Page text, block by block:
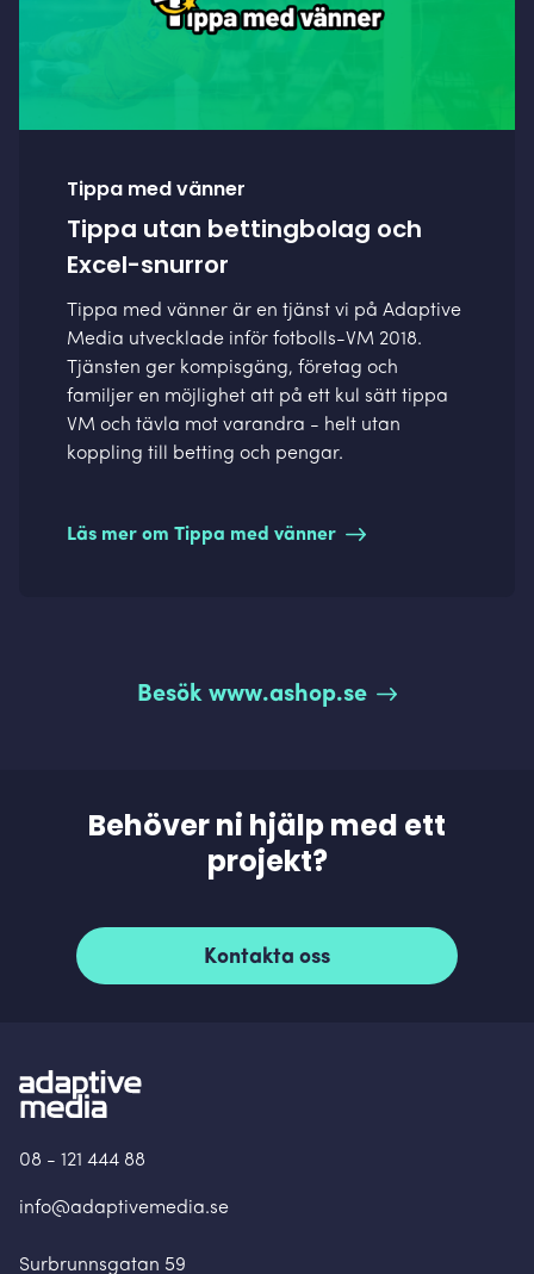
Tippa med vänner
Tippa utan bettingbolag och
Excel-snurror
Tippa med vänner är en tjänst vi på Adaptive
Media utvecklade inför fotbolls-VM 2018.
Tjänsten ger kompisgäng, företag och
familjer en möjlighet att på ett kul sätt tippa
VM och tävla mot varandra - helt utan
koppling till betting och pengar.
Läs mer om Tippa med vänner
Besök www.ashop.se
Behöver ni hjälp med ett
projekt?
Kontakta oss
08 - 121 444 88
info@adaptivemedia.se
Surbrunnsgatan 59